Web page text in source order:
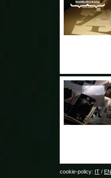
cookie-policy: IT / EN